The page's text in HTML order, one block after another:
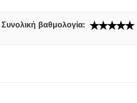
Συνολική βαθμολογία: